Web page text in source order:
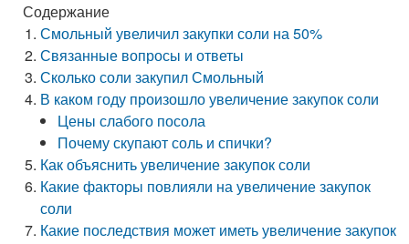
Содержание
Смольный увеличил закупки соли на 50%
Связанные вопросы и ответы
Сколько соли закупил Смольный
В каком году произошло увеличение закупок соли
Цены слабого посола
Почему скупают соль и спички?
Как объяснить увеличение закупок соли
Какие факторы повлияли на увеличение закупок
соли
Какие последствия может иметь увеличение закупок